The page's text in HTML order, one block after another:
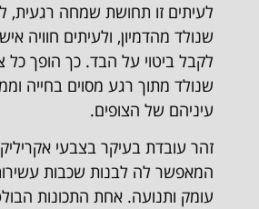
לעיתים זו תחושת שמחה רגעית,
שנולד מהדמיון, ולעיתים חוויה
לקבל ביטוי על הבד. כך הופך כל
שנולד מתוך רגע מסוים בחייה
עיניהם של הצופים.
זהר עובדת בעיקר בצבעי
המאפשר לה לבנות שכבות
עומק ותנועה. אחת התכונות